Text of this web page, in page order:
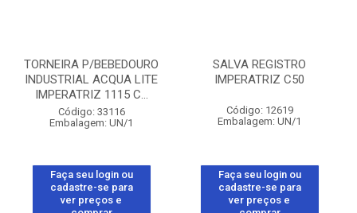
TORNEIRA P/BEBEDOURO
INDUSTRIAL ACQUA LITE
IMPERATRIZ 1115 C...
Código: 33116
Embalagem: UN/1
Faça seu login ou
cadastre-se para
ver preços e
SALVA REGISTRO
IMPERATRIZ C50
Código: 12619
Embalagem: UN/1
Faça seu login ou
cadastre-se para
ver preços e